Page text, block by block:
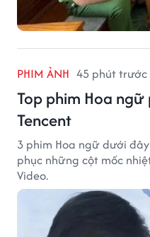
PHIM ẢNH 45 phút trước
Top phim Hoa
Tencent
3 phim Hoa ngữ dưới
phục những cột mốc
Video.